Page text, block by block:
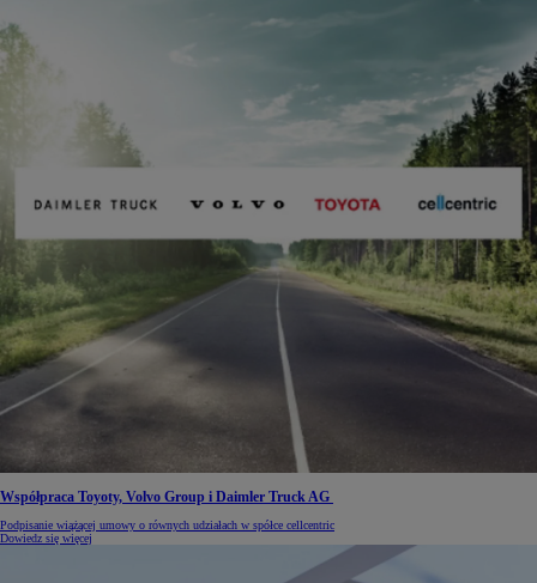
Współpraca Toyoty, Volvo Group i Daimler Truck AG
Podpisanie wiążącej umowy o równych udziałach w spółce cellcentric
Dowiedz się więcej